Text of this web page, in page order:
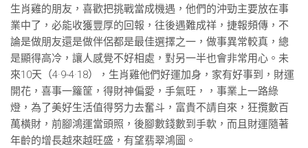
生肖雞的朋友，喜歡把挑戰當成機遇，他們的沖勁主要放在事
業中了，必能收獲豐厚的回報，往後遇難成祥，捷報頻傳，不
論是做朋友還是做伴侶都是最佳選擇之一，做事異常較真，總
是顯得高冷，讓人感覺不好相處，對另一半也會非常用心。未
來10天（4·9-4·18），生肖雞他們好運加身，家有好事到，財運
開花，喜事一籮筐，得財神偏愛，手氣旺，，事業上一路綠
燈，為了美好生活值得努力去奮斗，富貴不請自來，狂攬數百
萬橫財，前腳鴻運當頭照，後腳數錢數到手軟，而且財運隨著
年齡的增長越來越旺盛，有望翡翠鴻圖。